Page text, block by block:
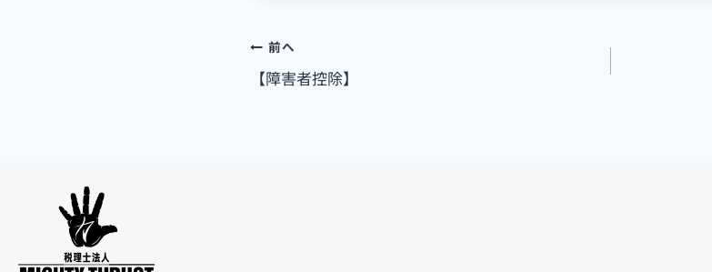
前へ
【障害者控除】